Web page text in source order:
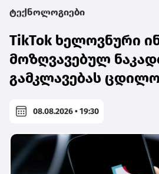
ტექნოლოგიები
TikTok ხელოვნური
მოზღვავებულ
გამკლავებას
08.08.2026 • 19:30